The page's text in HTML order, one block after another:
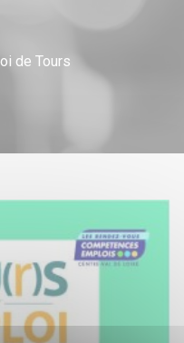
de Tours